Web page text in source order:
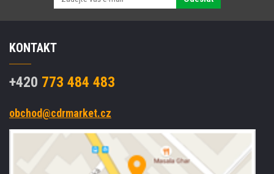
KONTAKT
+420 773 484 483
obchod@cdrmarket.cz